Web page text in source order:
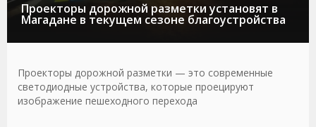
Проекторы дорожной разметки установят в
Магадане в текущем сезоне благоустройства
Проекторы дорожной разметки — это современные
светодиодные устройства, которые проецируют
изображение пешеходного перехода